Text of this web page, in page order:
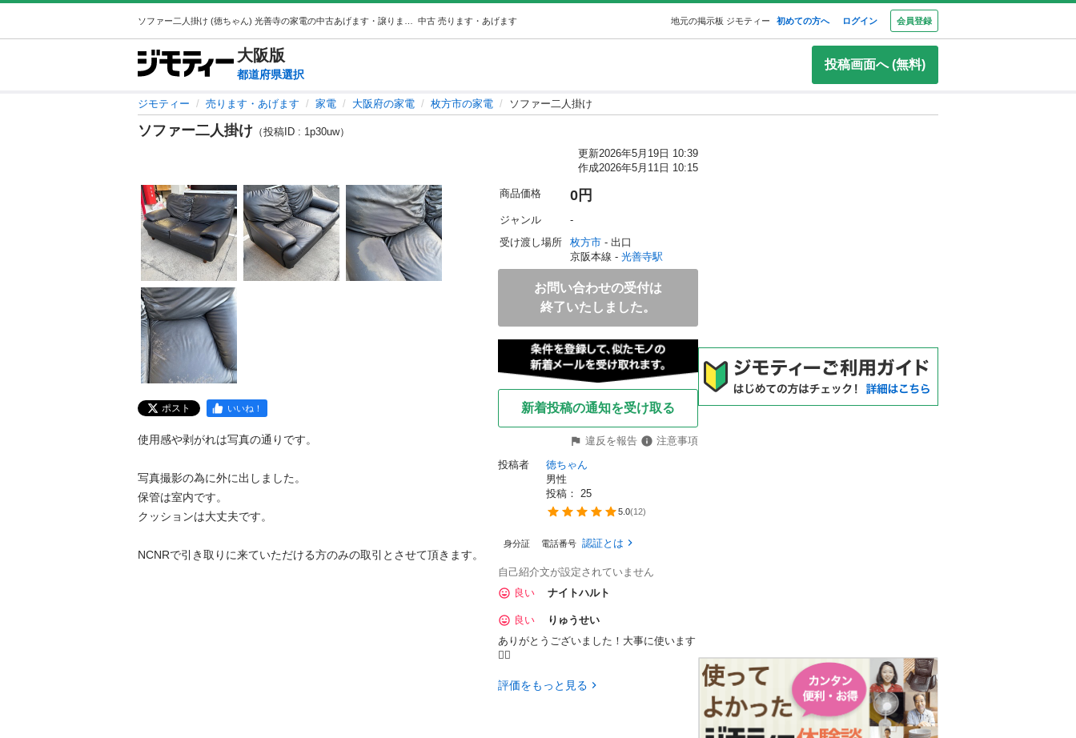
中古 売ります・あげます 地元の掲示板 ジモティー 初めての方へ ログイン 会員登録
大阪版
都道府県選択
投稿画面へ (無料)
ジモティー 売ります・あげます 家電 大阪府の家電 枚方市の家電 ソファー二人掛け
ソファー二人掛け （投稿ID : 1p30uw）
更新2026年5月19日 10:39
作成2026年5月11日 10:15
ポスト いいね！
使用感や剥がれは写真の通りです。
写真撮影の為に外に出しました。
保管は室内です。
クッションは大丈夫です。
NCNRで引き取りに来ていただける方のみの取引とさせて頂きます。
商品価格 0円
ジャンル
-
受け渡し場所
枚方市 - 出口
京阪本線 - 光善寺駅
お問い合わせの受付は
終了いたしました。
新着投稿の通知を受け取る
違反を報告
注意事項
投稿者
徳ちゃん
男性
投稿： 25
5.0(12)
身分証 電話番号 認証とは
自己紹介文が設定されていません
良い
ナイトハルト
良い
りゅうせい
ありがとうございました！大事に使います
🙇‍♂️
評価をもっと見る